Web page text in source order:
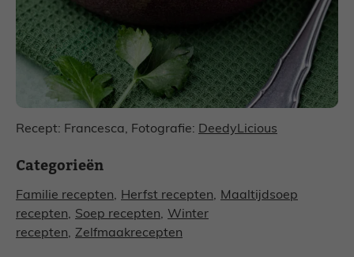
Recept: Francesca, Fotografie: DeedyLicious
Categorieën
Familie recepten, Herfst recepten, Maaltijdsoep
recepten, Soep recepten, Winter
recepten, Zelfmaakrecepten